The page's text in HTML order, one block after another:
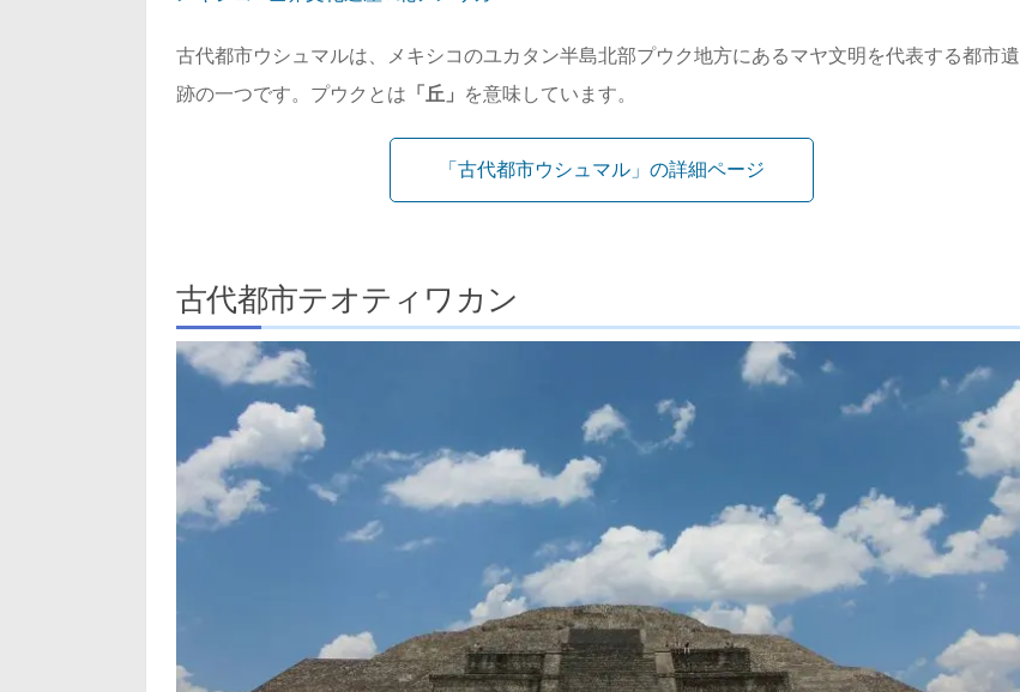
古代都市ウシュマルは、メキシコのユカタン半島北部プウク地方にあるマヤ文明を代表する都市遺
跡の一つです。プウクとは 「丘」 を意味しています。
「古代都市ウシュマル」の詳細ページ
古代都市テオティワカン